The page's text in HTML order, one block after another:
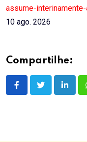
assume-
10 ago. 2026
Compartilhe: